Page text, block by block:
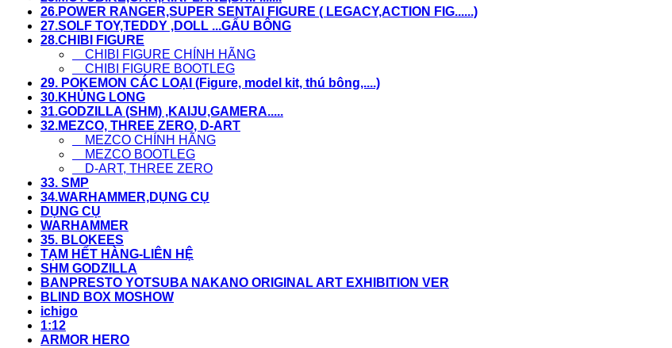
26.POWER RANGER,SUPER SENTAI FIGURE ( LEGACY,ACTION FIG......)
27.SOLF TOY,TEDDY ,DOLL ...GẤU BÔNG
28.CHIBI FIGURE
CHIBI FIGURE CHÍNH HÃNG
CHIBI FIGURE BOOTLEG
29. POKEMON CÁC LOẠI (Figure, model kit, thú bông,....)
30.KHỦNG LONG
31.GODZILLA (SHM) ,KAIJU,GAMERA.....
32.MEZCO, THREE ZERO, D-ART
MEZCO CHÍNH HÃNG
MEZCO BOOTLEG
D-ART, THREE ZERO
33. SMP
34.WARHAMMER,DỤNG CỤ
DỤNG CỤ
WARHAMMER
35. BLOKEES
TẠM HẾT HÀNG-LIÊN HỆ
SHM GODZILLA
BANPRESTO YOTSUBA NAKANO ORIGINAL ART EXHIBITION VER
BLIND BOX MOSHOW
ichigo
1:12
ARMOR HERO